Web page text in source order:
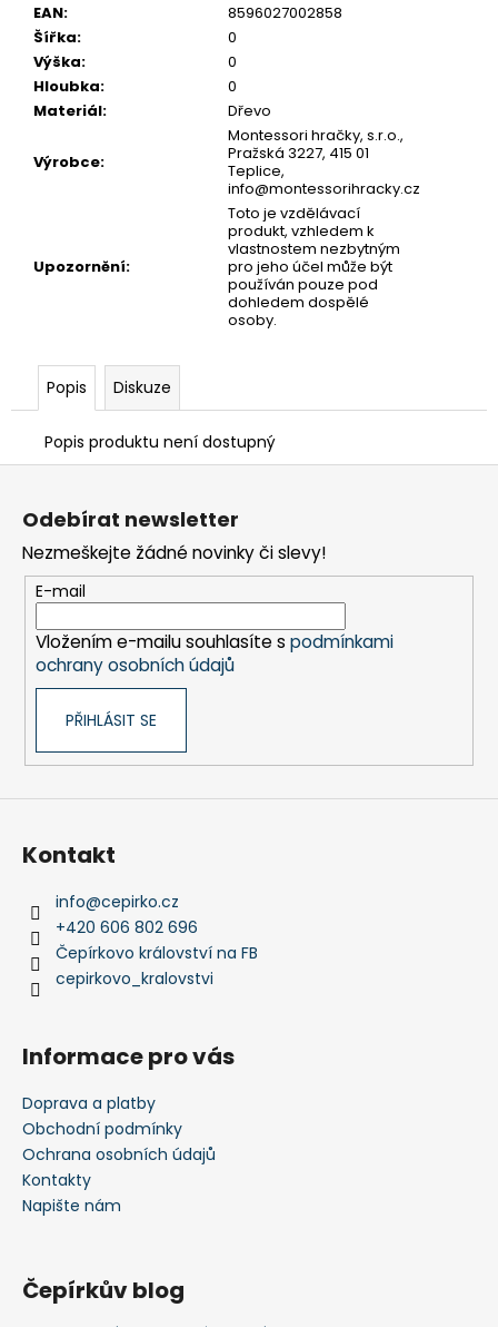
EAN:
8596027002858
Šířka:
0
Výška:
0
Hloubka:
0
Materiál: Dřevo
Výrobce:
Montessori hračky, s.r.o.,
Pražská 3227, 415 01
Teplice,
info@montessorihracky.cz
Upozornění:
Toto je vzdělávací
produkt, vzhledem k
vlastnostem nezbytným
pro jeho účel může být
používán pouze pod
dohledem dospělé
osoby.
Popis Diskuze
Popis produktu není dostupný
MONTESSORI
MOYO
MONTESSORI
NÁHRADNÍ
ÚCHYTY
5,90
Z
Odebírat newsletter
Nezmeškejte žádné novinky či slevy!
E-mail
Vložením e-mailu souhlasíte s podmínkami
ochrany osobních údajů
PŘIHLÁSIT SE
Kontakt
info@cepirko.cz
+420 606 802 696
Čepírkovo království na FB
cepirkovo_kralovstvi
Informace pro vás
Doprava a platby
Obchodní podmínky
Ochrana osobních údajů
Kontakty
Napište nám
Čepírkův blog